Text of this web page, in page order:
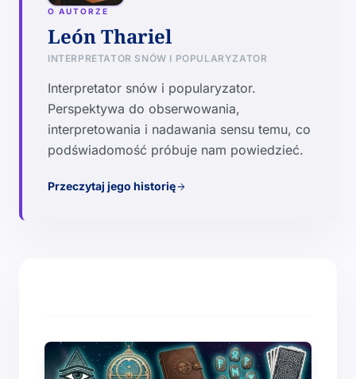
O AUTORZE
León Thariel
INTERPRETATOR SNÓW I POPULARYZATOR
Interpretator snów i popularyzator.
Perspektywa do obserwowania,
interpretowania i nadawania sensu temu, co
podświadomość próbuje nam powiedzieć.
Przeczytaj jego historięarrow_forward